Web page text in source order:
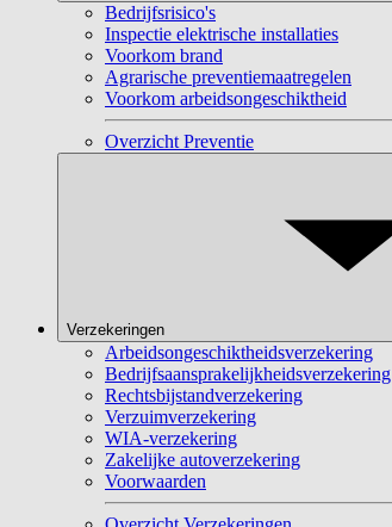
Bedrijfsrisico's
Inspectie elektrische installaties
Voorkom brand
Agrarische preventiemaatregelen
Voorkom arbeidsongeschiktheid
Overzicht Preventie
Verzekeringen
Arbeidsongeschiktheidsverzekering
Bedrijfsaansprakelijkheidsverzekering
Rechtsbijstandverzekering
Verzuimverzekering
WIA-verzekering
Zakelijke autoverzekering
Voorwaarden